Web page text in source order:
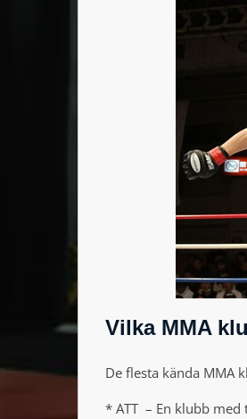
Vilka MMA
De flesta kända MMA
* ATT – En klubb med